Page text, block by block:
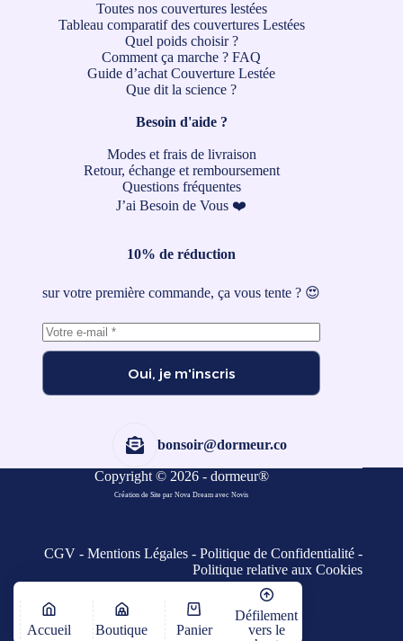
Toutes nos couvertures lestées
Tableau comparatif des couvertures Lestées
Quel poids choisir ?
Comment ça marche ? FAQ
Guide d’achat Couverture Lestée
Que dit la science ?
Besoin d'aide ?
Modes et frais de livraison
Retour, échange et remboursement
Questions fréquentes
J’ai Besoin de Vous ❤️
10% de réduction
sur votre première commande, ça vous tente ? 😍
Oui, je m'inscris
bonsoir@dormeur.co
Copyright © 2026 - dormeur®
Création de Site par Nova Dream avecNovis
CGV -Mentions Légales -Politique de Confidentialité -
Politique relative aux Cookies
Accueil Boutique Panier
Défilement
vers le